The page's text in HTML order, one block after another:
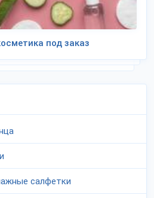
под заказ
салфетки